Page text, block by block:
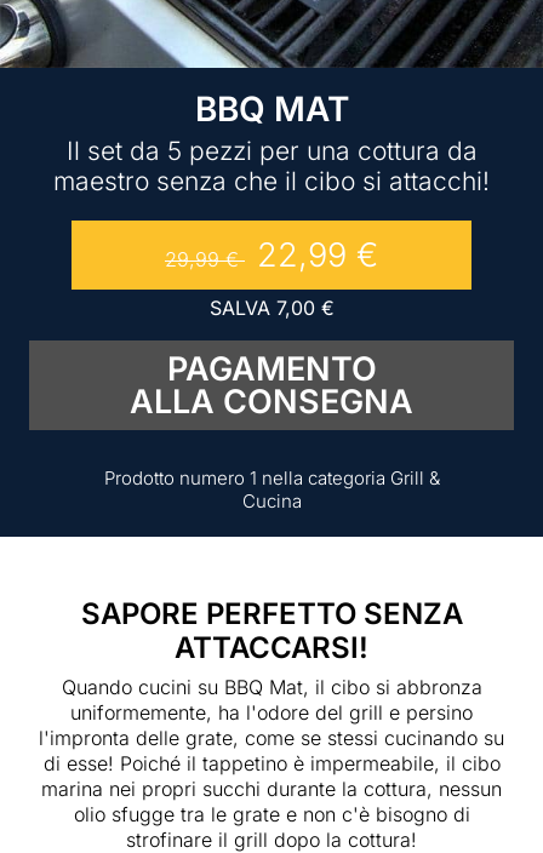
BBQ MAT
Il set da 5 pezzi per una cottura da
maestro senza che il cibo si attacchi!
29,99€ 22,99 €
SALVA 7,00 €
PAGAMENTO
ALLA CONSEGNA
Prodotto numero 1 nella categoria Grill &
Cucina
SAPORE PERFETTO SENZA
ATTACCARSI!
Quando cucini su BBQ Mat, il cibo si abbronza
uniformemente, ha l'odore del grill e persino
l'impronta delle grate, come se stessi cucinando su
di esse! Poiché il tappetino è impermeabile, il cibo
marina nei propri succhi durante la cottura, nessun
olio sfugge tra le grate e non c'è bisogno di
strofinare il grill dopo la cottura!